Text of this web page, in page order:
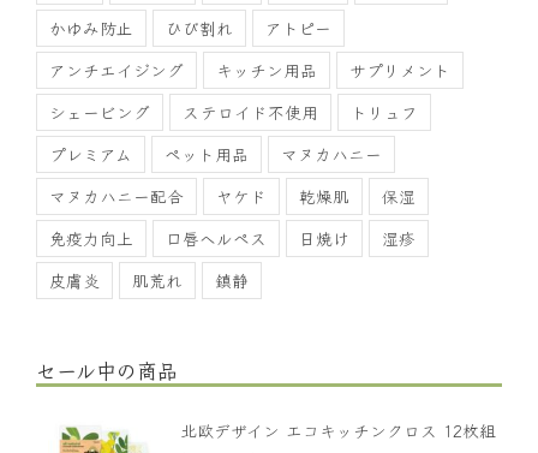
かゆみ防止
ひび割れ
アトピー
アンチエイジング
キッチン用品
サプリメント
シェービング
ステロイド不使用
トリュフ
プレミアム
ペット用品
マヌカハニー
マヌカハニー配合
ヤケド 乾燥肌
保湿
免疫力向上
口唇ヘルペス 日焼け
湿疹
皮膚炎
肌荒れ 鎮静
セール中の商品
北欧デザイン エコキッチンクロス 12枚組